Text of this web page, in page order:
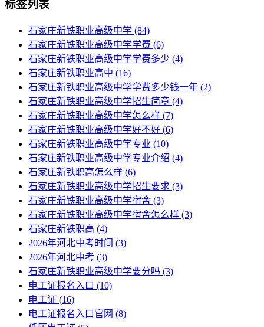
标签列表
石家庄新铁职业高级中学 (84)
石家庄新铁职业高级中学学费 (6)
石家庄新铁职业高级中学学费多少 (4)
石家庄新铁职业高中 (16)
石家庄新铁职业高级中学学费多少钱一年 (2)
石家庄新铁职业高级中学招生简章 (4)
石家庄新铁职业高级中学怎么样 (7)
石家庄新铁职业高级中学好不好 (6)
石家庄新铁职业高级中学专业 (10)
石家庄新铁职业高级中学专业介绍 (4)
石家庄新铁职高怎么样 (6)
石家庄新铁职业高级中学招生要求 (3)
石家庄新铁职业高级中学宿舍 (3)
石家庄新铁职业高级中学宿舍怎么样 (3)
石家庄新铁职高 (4)
2026年河北中考时间 (3)
2026年河北中考 (3)
石家庄新铁职业高级中学要分吗 (3)
电工证报名入口 (10)
电工证 (16)
电工证报名入口官网 (8)